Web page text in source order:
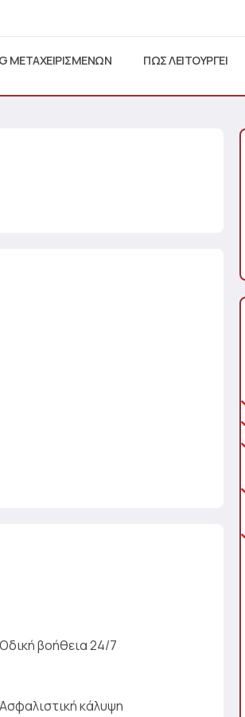
ΜΕΤΑΧΕΙΡΙΣΜΕΝΩΝ ΠΩΣ ΛΕΙΤΟΥΡΓΕΙ
Οδική βοήθεια 24/7
Ασφαλιστική κάλυψη